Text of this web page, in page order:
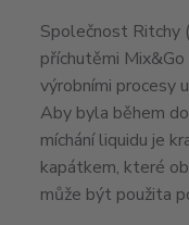
Společnost Ritchy
příchutěmi
výrobními procesy
Aby byla během
míchání liquidu je
kapátkem, které
může být použita